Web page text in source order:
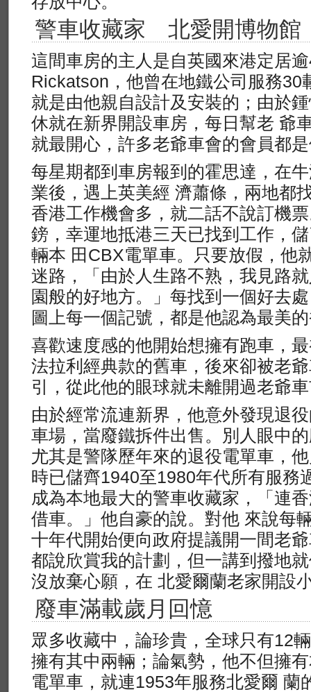
警車收藏家 北愛開博物館
這間車房的主人是自英國來港定居
Rickatson，他曾在地鐵公司服務30
就是由他親自設計及安裝的；由於
休就在新界開設車房，每日幫老 爺
就最開心，許多老爺車會的會員都
每星期都到車房報到的霍思達，在
業後，遇上英美經 濟蕭條，兩地都
香港工作機會多，就二話不說訂機
鎊，幸運地抵港三天已找到工作，
輛本 田CBX電單車。只要放假，他
迷路，「由於人生路不熟，我見路
園般的好地方。」每找到一個好去
圖上每一個記號，都是他認為最美
喜歡速度感的他開始想擁有跑車，
法拉利經典款的舊車，後來卻被老
引，從此他的眼球就未離開過老爺
由於經常流連新界，他意外發現退
車場，當廢鐵拆件出售。別人眼中
尤其是警隊歷年來的退役電單車，
時已儲齊1940至1980年代所有服務
成為本地最大的警車收藏家，「連
借車。」他自豪的說。對他 來說每
十年代開始便向政府提議開一間老
都說欣賞我的計劃，但一講到撥地
沒放棄心願，在 北愛爾蘭老家開設
廢車滿載歲月回憶
眾多收藏中，論珍貴，全球只有12
擁有其中兩輛；論氣勢，他不但擁
電單車，就連1953年服務北愛爾 蘭